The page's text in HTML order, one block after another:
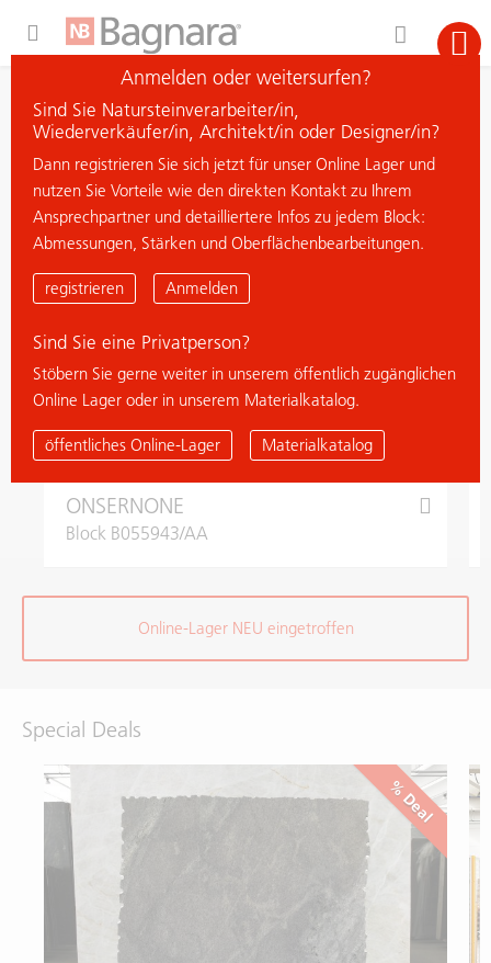
Material suchen
Neu eingetroffen
ONSERNONE
Block B055943/AA
Online-Lager NEU eingetroffen
Special Deals
% Deal
Anmelden oder weitersurfen?
Sind Sie Natursteinverarbeiter/in,
Wiederverkäufer/in, Architekt/in oder Designer/in?
Dann registrieren Sie sich jetzt für unser Online Lager und
nutzen Sie Vorteile wie den direkten Kontakt zu Ihrem
Ansprechpartner und detailliertere Infos zu jedem Block:
Abmessungen, Stärken und Oberflächenbearbeitungen.
registrieren Anmelden
Sind Sie eine Privatperson?
Stöbern Sie gerne weiter in unserem öffentlich zugänglichen
Online Lager oder in unserem Materialkatalog.
öffentliches Online-Lager Materialkatalog